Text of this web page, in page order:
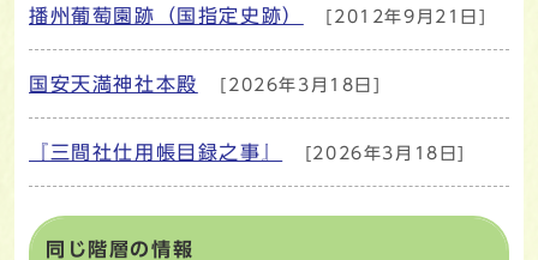
播州葡萄園跡（国指定史跡） [2012年9月21日]
国安天満神社本殿 [2026年3月18日]
『三間社仕用帳目録之事』 [2026年3月18日]
同じ階層の情報